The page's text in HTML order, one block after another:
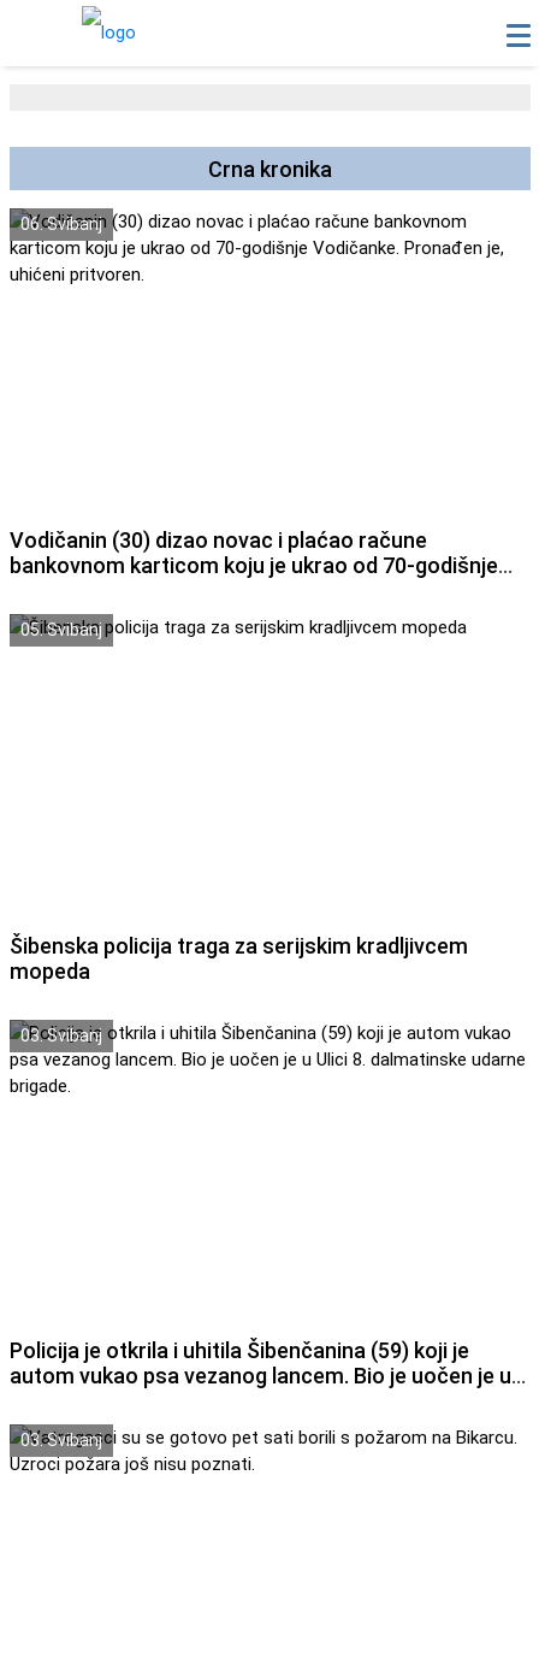
Crna kronika
06. Svibanj
Vodičanin (30) dizao novac i plaćao račune
bankovnom karticom koju je ukrao od 70-godišnje
05. Svibanj
Šibenska policija traga za serijskim kradljivcem
mopeda
03. Svibanj
Policija je otkrila i uhitila Šibenčanina (59) koji je
autom vukao psa vezanog lancem. Bio je uočen je u
03. Svibanj